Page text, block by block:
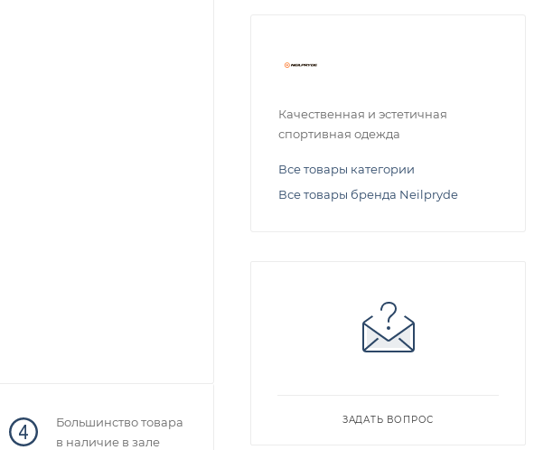
Большинство товара
в наличие в зале
Качественная и эстетичная
спортивная одежда
Все товары категории
Все товары бренда Neilpryde
ЗАДАТЬ ВОПРОС